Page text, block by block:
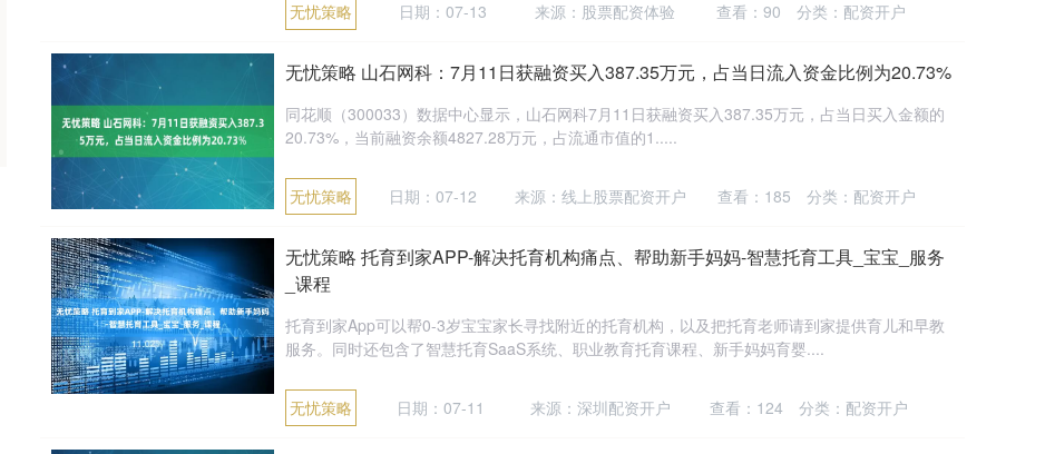
无忧策略 日期：07-13 来源：股票配资体验 查看：90 分类： 配资开户
无忧策略 山石网科：7月11日获融资买入387.35万元，占当日流入资金比例为20.73%
同花顺（300033）数据中心显示，山石网科7月11日获融资买入387.35万元，占当日买入金额的
20.73%，当前融资余额4827.28万元，占流通市值的1.....
无忧策略 日期：07-12 来源：线上股票配资开户 查看： 185 分类： 配资开户
无忧策略 托育到家APP-解决托育机构痛点、帮助新手妈妈-智慧托育工具_宝宝_服务
_课程
托育到家App可以帮0-3岁宝宝家长寻找附近的托育机构，以及把托育老师请到家提供育儿和早教
服务。同时还包含了智慧托育SaaS系统、职业教育托育课程、新手妈妈育婴....
无忧策略 日期：07-11 来源：深圳配资开户 查看： 124 分类： 配资开户